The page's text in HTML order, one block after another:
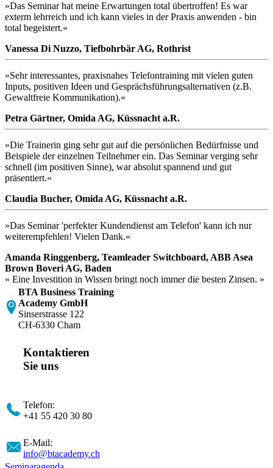
»Das Seminar hat meine Erwartungen total übertroffen! Es war
exterm lehrreich und ich kann vieles in der Praxis anwenden - bin
total begeistert.«
Vanessa Di Nuzzo, Tiefbohrbär AG, Rothrist
»Sehr interessantes, praxisnahes Telefontraining mit vielen guten
Inputs, positiven Ideen und Gesprächsführungsalternativen (z.B.
Gewaltfreie Kommunikation).«
Petra Gärtner, Omida AG, Küssnacht a.R.
»Die Trainerin ging sehr gut auf die persönlichen Bedürfnisse und
Beispiele der einzelnen Teilnehmer ein. Das Seminar verging sehr
schnell (im positiven Sinne), war absolut spannend und gut
präsentiert.«
Claudia Bucher, Omida AG, Küssnacht a.R.
»Das Seminar 'perfekter Kundendienst am Telefon' kann ich nur
weiterempfehlen! Vielen Dank.«
Amanda Ringgenberg, Teamleader Switchboard, ABB Asea
Brown Boveri AG, Baden
« Eine Investition in Wissen bringt noch immer die besten Zinsen. »
BTA Business Training
Academy GmbH
Sinserstrasse 122
CH-6330 Cham
Kontaktieren
Sie uns
Telefon:
+41 55 420 30 80
E-Mail:
info@btacademy.ch